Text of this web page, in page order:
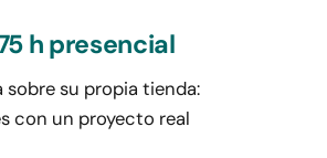
h presencial
sobre su propia tienda:
con un proyecto real